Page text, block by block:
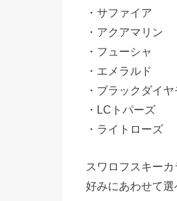
・サファイア
・アクアマリン
・フューシャ
・エメラルド
・ブラックダイ
・LCトパーズ
・ライトローズ
スワロフスキーカ
好みにあわせて選